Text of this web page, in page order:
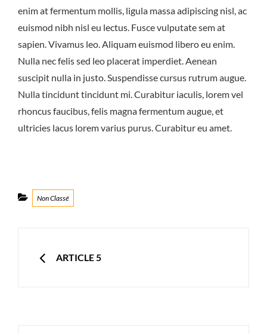
enim at fermentum mollis, ligula massa adipiscing nisl, ac
euismod nibh nisl eu lectus. Fusce vulputate sem at
sapien. Vivamus leo. Aliquam euismod libero eu enim.
Nulla nec felis sed leo placerat imperdiet. Aenean
suscipit nulla in justo. Suspendisse cursus rutrum augue.
Nulla tincidunt tincidunt mi. Curabitur iaculis, lorem vel
rhoncus faucibus, felis magna fermentum augue, et
ultricies lacus lorem varius purus. Curabitur eu amet.
Categories
Non Classé
PREVIOUS
ARTICLE 5